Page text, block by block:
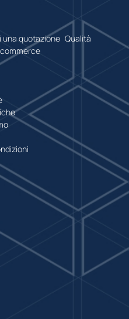
una quotazione Qualità